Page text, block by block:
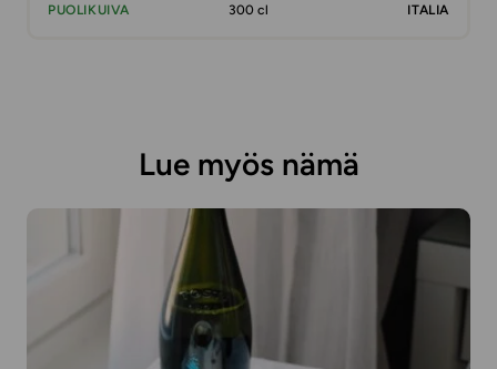
PUOLIKUIVA
300 cl ITALIA
Lue myös nämä